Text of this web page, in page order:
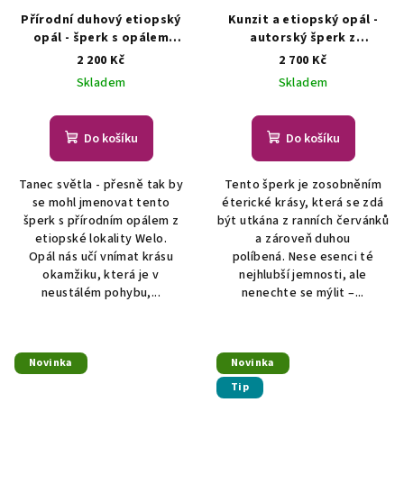
Přírodní duhový etiopský
opál - šperk s opálem
AUTORSKÁ TVORBA ŠPERKŮ
Z MINERÁLŮ
2 200 Kč
Skladem
Do košíku
Tanec světla - přesně tak by
se mohl jmenovat tento
šperk s přírodním opálem z
etiopské lokality Welo.
Opál nás učí vnímat krásu
okamžiku, která je v
neustálém pohybu,...
Kunzit a etiopský opál -
autorský šperk z
přírodních drahokamů
ŠPERKY S PŘÍRODNÍMI
KRYSTALY
2 700 Kč
Skladem
Do košíku
Tento šperk je zosobněním
éterické krásy, která se zdá
být utkána z ranních červánků
a zároveň duhou
políbená. Nese esenci té
nejhlubší jemnosti, ale
nenechte se mýlit –...
Novinka
Novinka
Tip